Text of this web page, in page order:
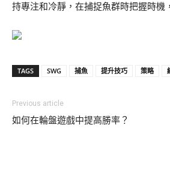
持專注和冷靜，在捕捉魚群時把握時機
TAGS SWG 捕魚 提升技巧 策略
Previous article
如何在輪盤遊戲中提高勝率？